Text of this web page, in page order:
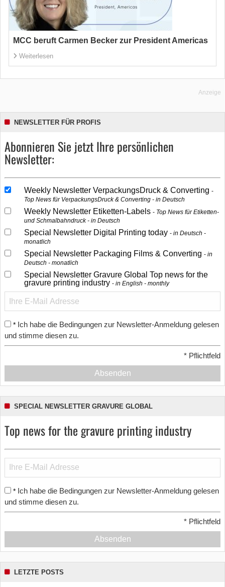
MCC beruft Carmen Becker zur President Americas
Weiterlesen
Anzeige
NEWSLETTER FÜR PROFIS
Abonnieren Sie jetzt Ihre persönlichen
Newsletter:
Weekly Newsletter VerpackungsDruck & Converting
Top News für VerpackungsDruck & Converting - in Deutsch
Weekly Newsletter Etiketten-Labels
Top News für Etiketten-
und Schmalbahndruck - in Deutsch
Special Newsletter Digital Printing today
in Deutsch -
monatlich
Special Newsletter Packaging Films & Converting
in
Deutsch - monatlich
Special Newsletter Gravure Global Top news for the
gravure printing industry
in English - monthly
* Ich habe die Bedingungen zur Newsletter-Anmeldung gelesen
und stimme diesen zu.
* Pflichtfeld
Absenden
SPECIAL NEWSLETTER GRAVURE GLOBAL
Top news for the gravure printing industry
* Ich habe die Bedingungen zur Newsletter-Anmeldung gelesen
und stimme diesen zu.
* Pflichtfeld
Absenden
LETZTE POSTS